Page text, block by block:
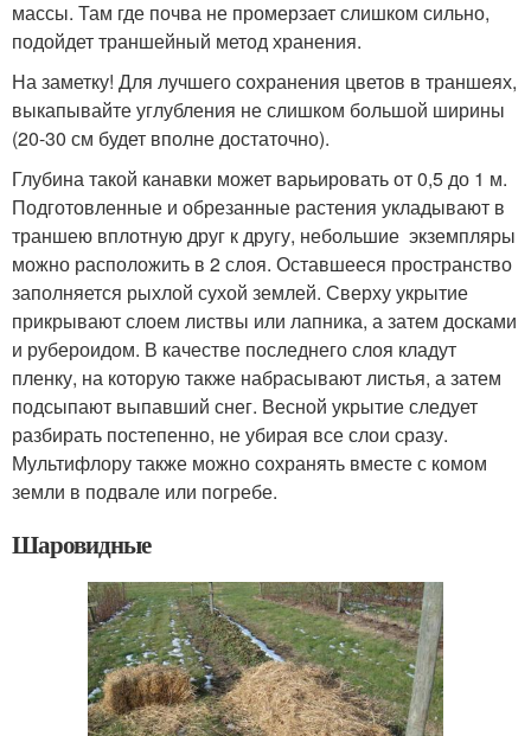
массы. Там где почва не промерзает слишком сильно,
подойдет траншейный метод хранения.
На заметку! Для лучшего сохранения цветов в траншеях,
выкапывайте углубления не слишком большой ширины
(20-30 см будет вполне достаточно).
Глубина такой канавки может варьировать от 0,5 до 1 м.
Подготовленные и обрезанные растения укладывают в
траншею вплотную друг к другу, небольшие экземпляры
можно расположить в 2 слоя. Оставшееся пространство
заполняется рыхлой сухой землей. Сверху укрытие
прикрывают слоем листвы или лапника, а затем досками
и рубероидом. В качестве последнего слоя кладут
пленку, на которую также набрасывают листья, а затем
подсыпают выпавший снег. Весной укрытие следует
разбирать постепенно, не убирая все слои сразу.
Мультифлору также можно сохранять вместе с комом
земли в подвале или погребе.
Шаровидные